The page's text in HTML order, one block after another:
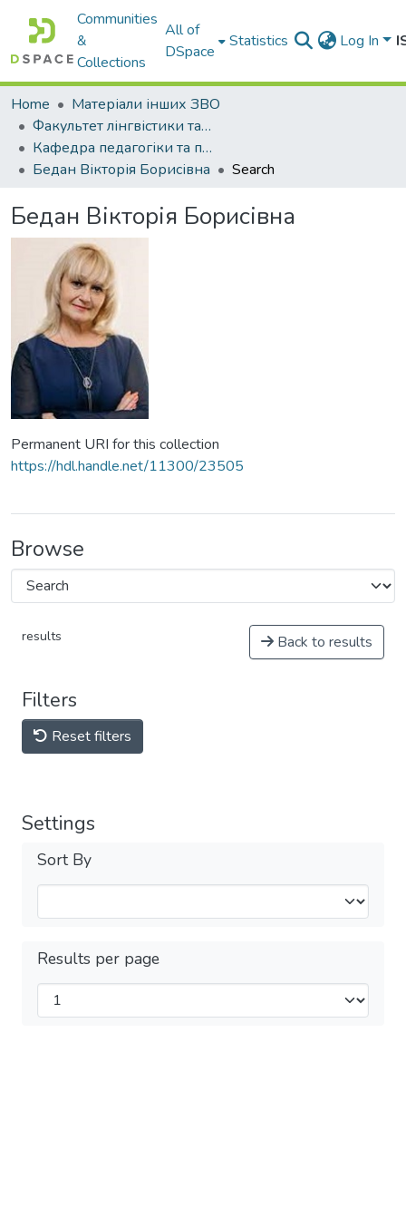
Communities
&
Collections
All of
DSpace
Statistics Log In
Home
Матеріали інших ЗВО
Факультет лінгвістики та перекладу Міжнародного університету
Кафедра педагогіки та психології
Бедан Вікторія Борисівна
Search
Бедан Вікторія Борисівна
Permanent URI for this collection
https://hdl.handle.net/11300/23505
Browse
results Back to results
Filters
Reset filters
Settings
Sort By
Results per page